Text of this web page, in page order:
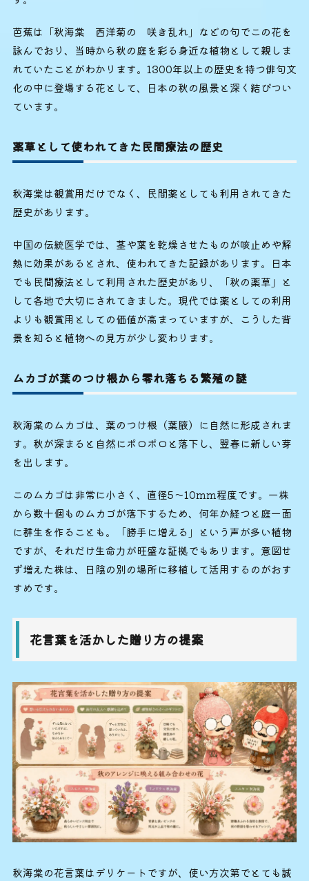
芭蕉は「秋海棠 西洋菊の 咲き乱れ」などの句でこの花を
詠んでおり、当時から秋の庭を彩る身近な植物として親しま
れていたことがわかります。1300年以上の歴史を持つ俳句文
化の中に登場する花として、日本の秋の風景と深く結びつい
ています。
薬草として使われてきた民間療法の歴史
秋海棠は観賞用だけでなく、民間薬としても利用されてきた
歴史があります。
中国の伝統医学では、茎や葉を乾燥させたものが咳止めや解
熱に効果があるとされ、使われてきた記録があります。日本
でも民間療法として利用された歴史があり、「秋の薬草」と
して各地で大切にされてきました。現代では薬としての利用
よりも観賞用としての価値が高まっていますが、こうした背
景を知ると植物への見方が少し変わります。
ムカゴが葉のつけ根から零れ落ちる繁殖の謎
秋海棠のムカゴは、葉のつけ根（葉腋）に自然に形成されま
す。秋が深まると自然にポロポロと落下し、翌春に新しい芽
を出します。
このムカゴは非常に小さく、直径5〜10mm程度です。一株
から数十個ものムカゴが落下するため、何年か経つと庭一面
に群生を作ることも。「勝手に増える」という声が多い植物
ですが、それだけ生命力が旺盛な証拠でもあります。意図せ
ず増えた株は、日陰の別の場所に移植して活用するのがおす
すめです。
花言葉を活かした贈り方の提案
秋海棠の花言葉はデリケートですが、使い方次第でとても誠